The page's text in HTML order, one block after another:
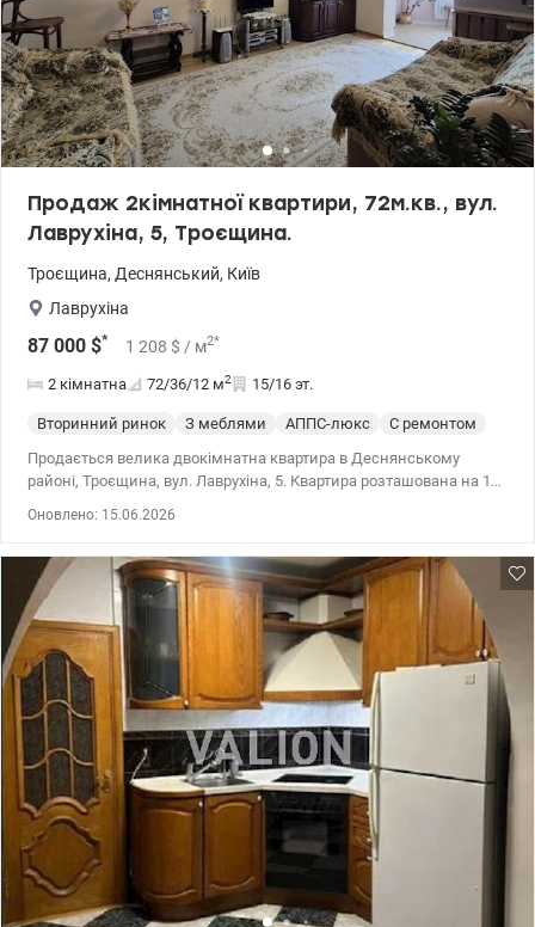
Продаж 2кімнатної квартири, 72м.кв., вул.
Лаврухіна, 5, Троєщина.
Троєщина, Деснянський, Київ
Лаврухіна
87 000 $* 1 208 $ / м2*
2 кімнатна 72/36/12 м2 15/16 эт.
Вторинний ринок З меблями АППС-люкс
С ремонтом
Продається велика двокімнатна квартира в Деснянському
районі, Троєщина, вул. Лаврухіна, 5. Квартира розташована на 15
кімнатою, і на цю лоджію винесений кухонний блок.Таким
чином квартира складається з двох окремих кімнат ( 11,8 і
18м.кв.) і великої (майже 25м.кв.) кухні-вітальні. В квартирі
виконано якісний ремонт. Проведений інтернет, встановлена
сигналізація. Побутова техніка і частково меблі залишаються
новому власнику. Закритий тамбур на три квартири, порядні
сусіди. Охайний під'їзд, два ліфти після капремонту.
Впорядкована прибудинкова територія. Розвинена
інфраструктура: ТРЦ Район, Сільпо, АТБ, школи, дитячі садочки,
дитячі і спортивні майданчики, поліклініка, стоматологія,
аптеки, кафе і ресторани. Зручна транспортна розв'язка. Ціна
87000 у.о. (093) 939-77-45, (097) 939-77-45 Ніна. valion.ua/1152039
Оновлено: 15.06.2026